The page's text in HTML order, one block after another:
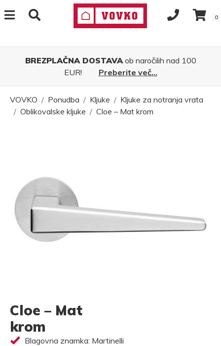
0
BREZPLAČNA DOSTAVAob naročilih nad 100
EUR!
Preberite več...
VOVKO Ponudba Kljuke
Kljuke za notranja vrata
Oblikovalske kljuke
Cloe – Mat krom
Cloe – Mat
krom
Blagovna znamka: Martinelli